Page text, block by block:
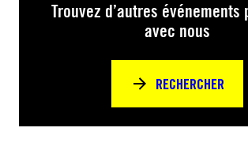
Trouvez d’autres événements
avec nous
RECHERCHER